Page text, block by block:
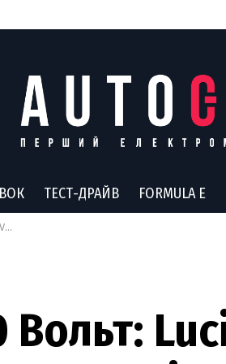
ТЕСТ-ДРАЙВ FORMULA E